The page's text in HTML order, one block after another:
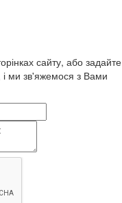
сайту, або задайте
і ми зв'яжемося з Вами